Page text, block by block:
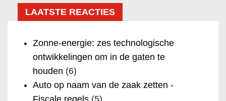
LAATSTE REACTIES
Zonne-energie: zes technologische
ontwikkelingen om in de gaten te
houden (6)
Auto op naam van de zaak zetten -
Fiscale regels (5)